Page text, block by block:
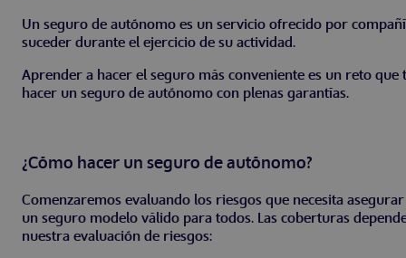
Un seguro de autónomo es un servicio ofrecido por
suceder durante el ejercicio de su actividad.
Aprender a hacer el seguro más conveniente es un reto
hacer un seguro de autónomo con plenas garantías.
¿Cómo hacer un seguro de autónomo?
Comenzaremos evaluando los riesgos que necesita
un seguro modelo válido para todos. Las coberturas
nuestra evaluación de riesgos: